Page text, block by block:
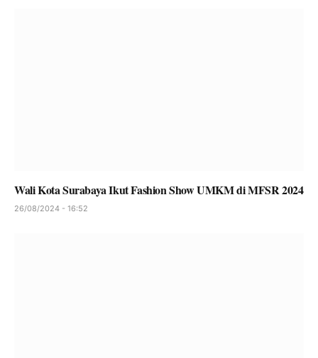
Wali Kota Surabaya Ikut Fashion Show UMKM di MFSR 2024
26/08/2024 - 16:52